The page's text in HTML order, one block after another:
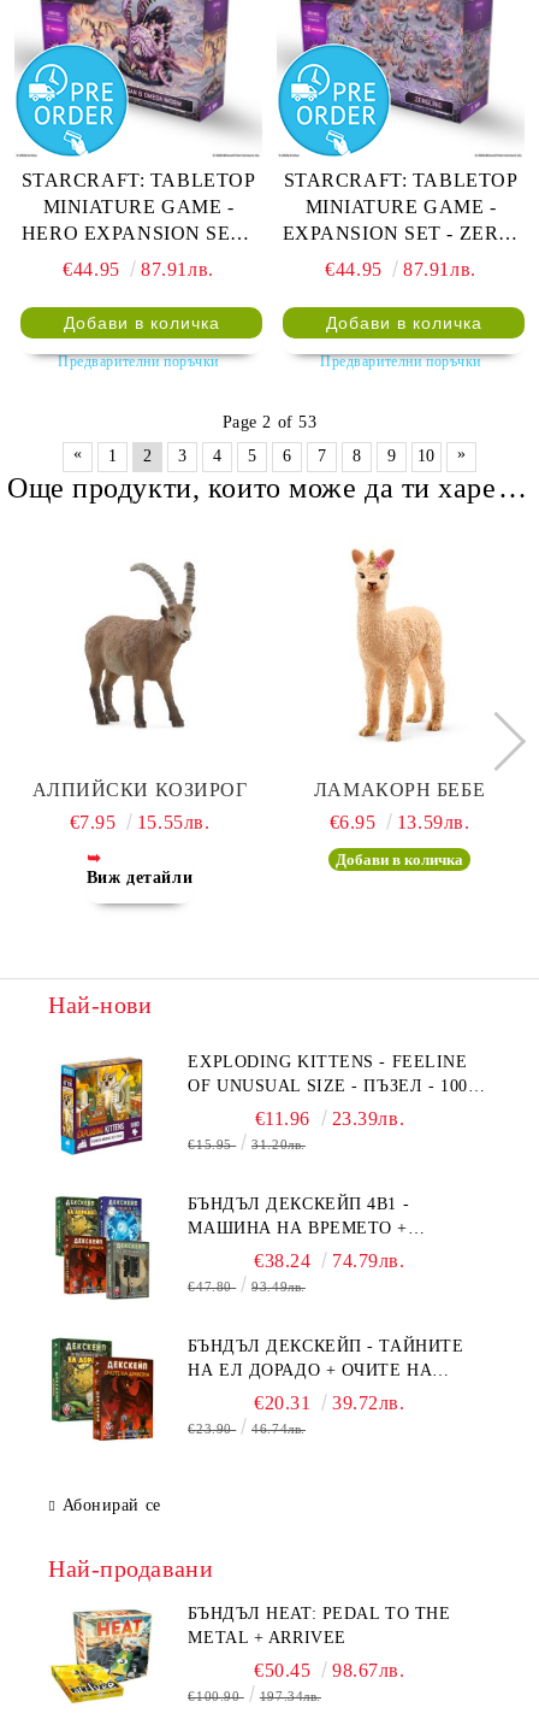
STARCRAFT: TABLETOP
MINIATURE GAME -
HERO EXPANSION SET -
ZERG: KERRIGAN
€44.95 87.91лв.
Предварителни поръчки
STARCRAFT: TABLETOP
MINIATURE GAME -
EXPANSION SET - ZERG:
ZERGLING
€44.95 87.91лв.
Предварителни поръчки
Page 2 of 53
«
1 2 3 4 5 6 7 8 9 10 »
Още продукти, които може да ти харесат
АЛПИЙСКИ КОЗИРОГ
€7.95
15.55лв.
Виж детайли
ЛАМАКОРН БЕБЕ
€6.95
13.59лв.
Най-нови
EXPLODING KITTENS - FEELINE
OF UNUSUAL SIZE - ПЪЗЕЛ - 1000
ЧАСТИ - ПРЕОЦЕНЕН - СРЕДНА
ПОВРЕДА НА КУТИЯТА
€11.96 23.39лв.
€15.95 31.20лв.
БЪНДЪЛ ДЕКСКЕЙП 4В1 -
МАШИНА НА ВРЕМЕТО +
БЯГСТВО ОТ АЛКАТРАЗ +
ТАЙНИТЕ НА ЕЛ ДОРАДО +
€38.24 74.79лв.
€47.80 93.49лв.
БЪНДЪЛ ДЕКСКЕЙП - ТАЙНИТЕ
НА ЕЛ ДОРАДО + ОЧИТЕ НА
ДРАКОНА€20.31 39.72лв.
€23.90 46.74лв.
Абонирай се
Най-продавани
БЪНДЪЛ HEAT: PEDAL TO THE
METAL + ARRIVEE
€50.45 98.67лв.
€100.90 197.34лв.